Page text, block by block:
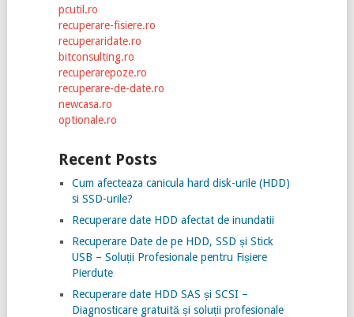
pcutil.ro
recuperare-fisiere.ro
recuperaridate.ro
bitconsulting.ro
recuperarepoze.ro
recuperare-de-date.ro
newcasa.ro
optionale.ro
Recent Posts
Cum afecteaza canicula hard disk-urile (HDD)
si SSD-urile?
Recuperare date HDD afectat de inundatii
Recuperare Date de pe HDD, SSD și Stick
USB – Soluții Profesionale pentru Fișiere
Pierdute
Recuperare date HDD SAS și SCSI –
Diagnosticare gratuită și soluții profesionale